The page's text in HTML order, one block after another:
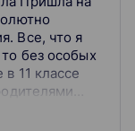
Все, что я
без особых
11 классе